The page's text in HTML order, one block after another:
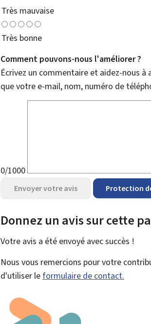
Très mauvaise
Très bonne
Comment pouvons-nous l'améliorer ?
Écrivez un commentaire et aidez-nous
que votre e-mail, nom, numéro de
0/1000
Envoyer votre avis Protection
Donnez un avis sur cette
Votre avis a été envoyé avecsuccès !
Nous vous remercions pour votre
d'utiliser le formulaire de contact.